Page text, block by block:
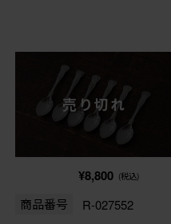
売り切れ
¥8,800 (税込)
商品番号 R-027552